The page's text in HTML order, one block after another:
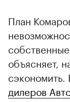
План
объясняет,
сэкономить.
дилеров